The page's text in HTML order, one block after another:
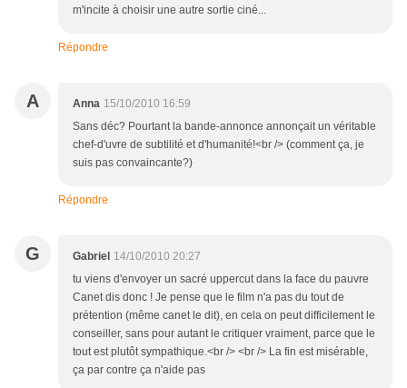
m'incite à choisir une autre sortie ciné...
Répondre
A Anna 15/10/2010 16:59
Sans déc? Pourtant la bande-annonce annonçait un véritable
chef-d'uvre de subtilité et d'humanité!<br /> (comment ça, je
suis pas convaincante?)
Répondre
G Gabriel 14/10/2010 20:27
tu viens d'envoyer un sacré uppercut dans la face du pauvre
Canet dis donc ! Je pense que le film n'a pas du tout de
prétention (même canet le dit), en cela on peut difficilement le
conseiller, sans pour autant le critiquer vraiment, parce que le
tout est plutôt sympathique.<br /> <br /> La fin est misérable,
ça par contre ça n'aide pas